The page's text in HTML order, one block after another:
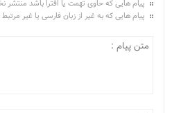
پیام هایی که حاوی تهمت یا افترا باشد منتشر
پیام هایی که به غیر از زبان فارسی یا غیر